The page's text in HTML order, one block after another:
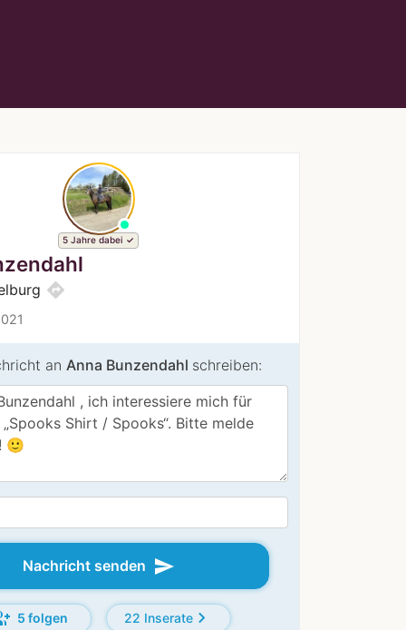
5 Jahre dabei
directions
an Anna Bunzendahl schreiben:
Nachricht senden send
5 folgen 22 Inseratechevron_right